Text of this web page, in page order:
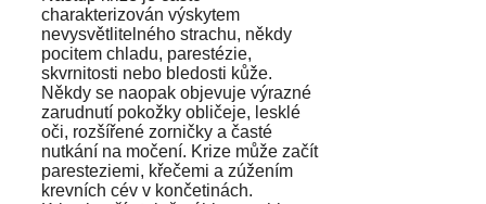
charakterizován výskytem
nevysvětlitelného strachu, někdy
pocitem chladu, parestézie,
skvrnitosti nebo bledosti kůže.
Někdy se naopak objevuje výrazné
zarudnutí pokožky obličeje, lesklé
oči, rozšířené zorničky a časté
nutkání na močení. Krize může začít
paresteziemi, křečemi a zúžením
krevních cév v končetinách.